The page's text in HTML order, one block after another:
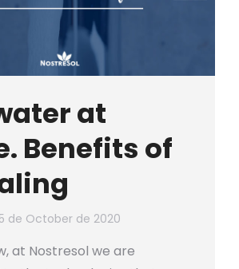
at
Benefits of
de October de 2020
at Nostresol we are